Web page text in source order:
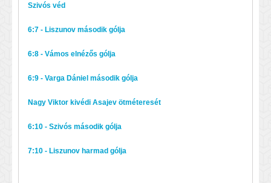
Szivós véd
6:7 - Liszunov második gólja
6:8 - Vámos elnézős gólja
6:9 - Varga Dániel második gólja
Nagy Viktor kivédi Asajev ötméteresét
6:10 - Szivós második gólja
7:10 - Liszunov harmad gólja